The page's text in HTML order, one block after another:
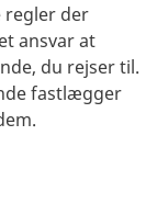
regler der
ansvar at
du rejser til.
fastlægger